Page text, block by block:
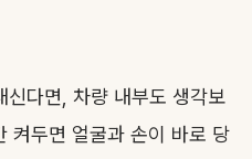
다면, 차량 내부도 생각보
켜두면 얼굴과 손이 바로 당